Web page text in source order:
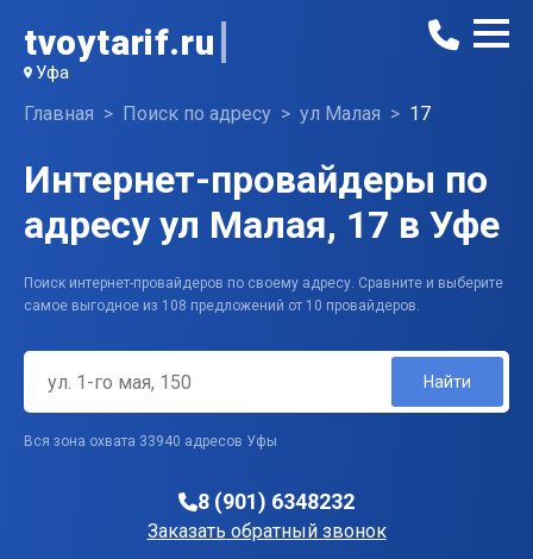
tvoytarif.ru
Уфа
Главная Поиск по адресу ул Малая 17
Интернет-провайдеры по
адресу ул Малая, 17 в Уфе
Поиск интернет-провайдеров по своему адресу. Сравните и выберите
самое выгодное из 108 предложений от 10 провайдеров.
Найти
Вся зона охвата 33940 адресов Уфы
8 (901) 6348232
Заказать обратный звонок